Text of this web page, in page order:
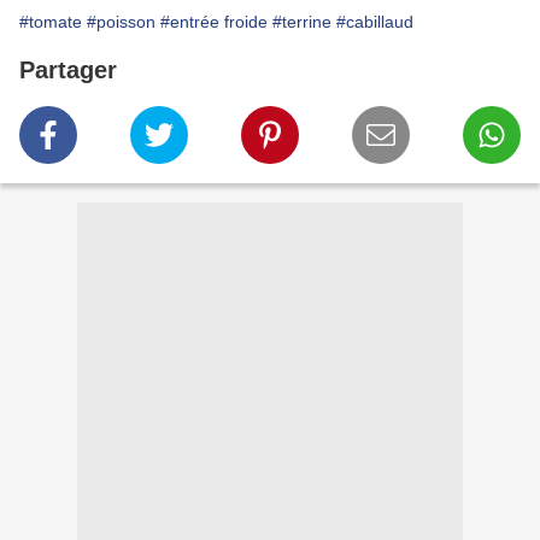
#tomate #poisson #entrée froide #terrine #cabillaud
Partager